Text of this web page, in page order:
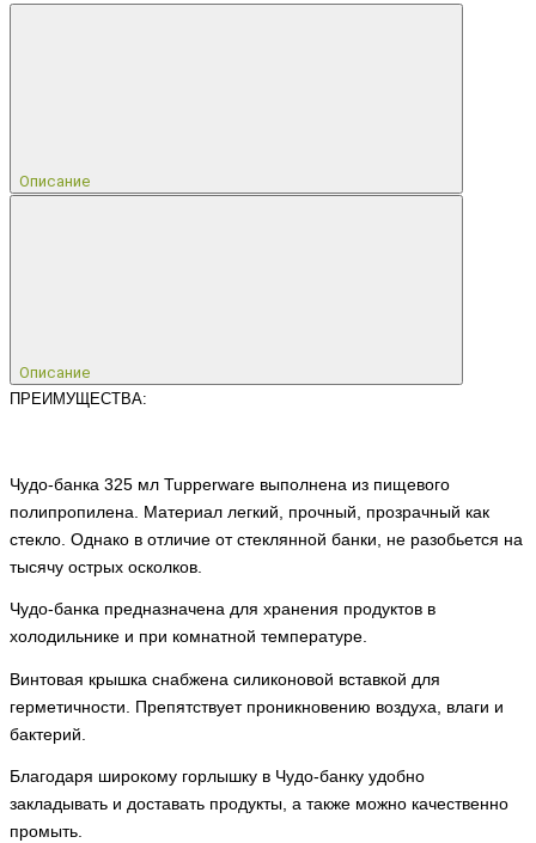
Описание
Описание
ПРЕИМУЩЕСТВА:
Чудо-банка 325 мл Tupperware выполнена из пищевого
полипропилена. Материал легкий, прочный, прозрачный как
стекло. Однако в отличие от стеклянной банки, не разобьется на
тысячу острых осколков.
Чудо-банка предназначена для хранения продуктов в
холодильнике и при комнатной температуре.
Винтовая крышка снабжена силиконовой вставкой для
герметичности. Препятствует проникновению воздуха, влаги и
бактерий.
Благодаря широкому горлышку в Чудо-банку удобно
закладывать и доставать продукты, а также можно качественно
промыть.